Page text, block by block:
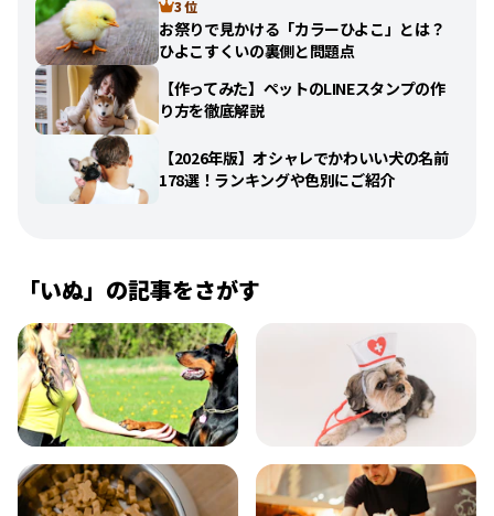
3 位
お祭りで見かける「カラーひよこ」とは？
ひよこすくいの裏側と問題点
【作ってみた】ペットのLINEスタンプの作
り方を徹底解説
【2026年版】オシャレでかわいい犬の名前
178選！ランキングや色別にご紹介
「いぬ」の記事をさがす
飼い方 健康